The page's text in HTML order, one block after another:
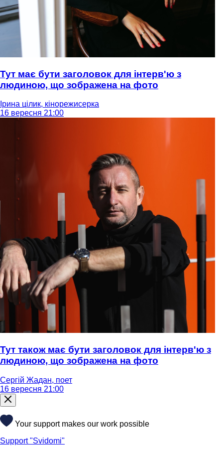
Тут має бути заголовок для інтерв'ю з
людиною, що зображена на фото
Ірина цілик, кінорежисерка
16 вересня 21:00
Тут також має бути заголовок для інтерв'ю з
людиною, що зображена на фото
Сергій Жадан, поет
16 вересня 21:00
Your support makes our work possible
Support "Svidomi"